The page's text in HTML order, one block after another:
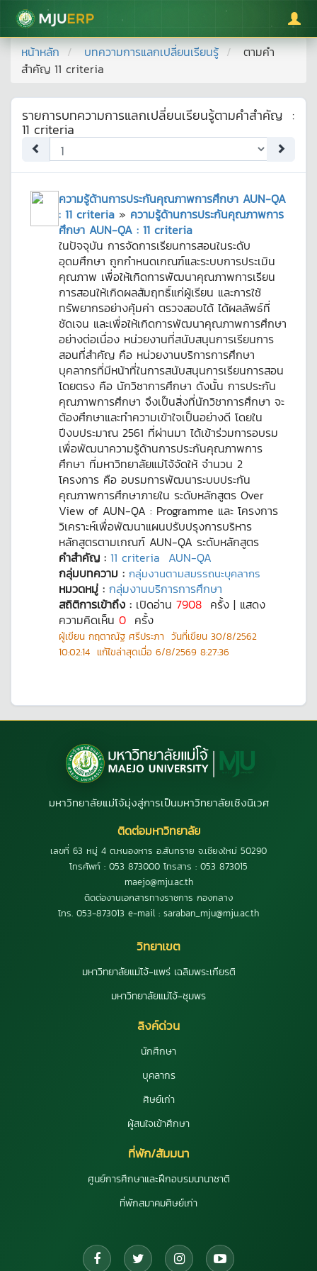
มหาวิทยาลัยแม่โจ้
หน้าหลัก บทความการแลกเปลี่ยนเรียนรู้
ตามคำ
สำคัญ 11 criteria
รายการบทความการแลกเปลี่ยนเรียนรู้ตามคำสำคัญ :
11 criteria
ความรู้ด้านการประกันคุณภาพการศึกษา AUN-QA
: 11 criteria » ความรู้ด้านการประกันคุณภาพการ
ศึกษา AUN-QA : 11 criteria
ในปัจจุบัน การจัดการเรียนการสอนในระดับ
อุดมศึกษา ถูกกำหนดเกณฑ์และระบบการประเมิน
คุณภาพ เพื่อให้เกิดการพัฒนาคุณภาพการเรียน
การสอนให้เกิดผลสัมฤทธิ์แก่ผู้เรียน และการใช้
ทรัพยากรอย่างคุ้มค่า ตรวจสอบได้ ได้ผลลัพธ์ที่
ชัดเจน และเพื่อให้เกิดการพัฒนาคุณภาพการศึกษา
อย่างต่อเนื่อง หน่วยงานที่สนับสนุนการเรียนการ
สอนที่สำคัญ คือ หน่วยงานบริการการศึกษา
บุคลากรที่มีหน้าที่ในการสนับสนุนการเรียนการสอน
โดยตรง คือ นักวิชาการศึกษา ดังนั้น การประกัน
คุณภาพการศึกษา จึงเป็นสิ่งที่นักวิชาการศึกษา จะ
ต้องศึกษาและทำความเข้าใจเป็นอย่างดี โดยใน
ปีงบประมาณ 2561 ที่ผ่านมา ได้เข้าร่วมการอบรม
เพื่อพัฒนาความรู้ด้านการประกันคุณภาพการ
ศึกษา ที่มหาวิทยาลัยแม่โจ้จัดให้ จำนวน 2
โครงการ คือ อบรมการพัฒนาระบบประกัน
คุณภาพการศึกษาภายใน ระดับหลักสูตร Over
View of AUN-QA : Programme และ โครงการ
วิเคราะห์เพื่อพัฒนาแผนปรับปรุงการบริหาร
หลักสูตรตามเกณฑ์ AUN-QA ระดับหลักสูตร
คำสำคัญ : 11 criteria AUN-QA
กลุ่มบทความ : กลุ่มงานตามสมรรถนะบุคลากร
หมวดหมู่ : กลุ่มงานบริการการศึกษา
สถิติการเข้าถึง : เปิดอ่าน 7908 ครั้ง | แสดง
ความคิดเห็น 0 ครั้ง
ผู้เขียน กฤตาณัฐ ศรีประภา วันที่เขียน 30/8/2562
10:02:14 แก้ไขล่าสุดเมื่อ 6/8/2569 8:27:36
มหาวิทยาลัยแม่โจ้มุ่งสู่การเป็นมหาวิทยาลัยเชิงนิเวศ
ติดต่อมหาวิทยาลัย
เลขที่ 63 หมู่ 4 ต.หนองหาร อ.สันทราย จ.เชียงใหม่ 50290
โทรศัพท์ : 053 873000 โทรสาร : 053 873015
maejo@mju.ac.th
ติดต่องานเอกสารทางราชการ กองกลาง
โทร. 053-873013 e-mail : saraban_mju@mju.ac.th
วิทยาเขต
มหาวิทยาลัยแม่โจ้-แพร่ เฉลิมพระเกียรติ
มหาวิทยาลัยแม่โจ้-ชุมพร
ลิงค์ด่วน
นักศึกษา
บุคลากร
ศิษย์เก่า
ผู้สนใจเข้าศึกษา
ที่พัก/สัมมนา
ศูนย์การศึกษาและฝึกอบรมนานาชาติ
ที่พักสมาคมศิษย์เก่า